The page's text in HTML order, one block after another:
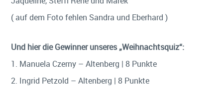
( auf dem Foto fehlen Sandra und Eberhard )
Und hier die Gewinner unseres „Weihnachtsquiz“:
1. Manuela Czerny – Altenberg | 8 Punkte
2. Ingrid Petzold – Altenberg | 8 Punkte